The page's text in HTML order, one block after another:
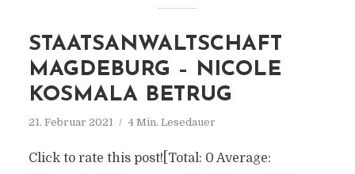
STAATSANWALTSCHAFT
MAGDEBURG – NICOLE
KOSMALA BETRUG
21. Februar 2021 4 Min. Lesedauer
Click to rate this post![Total: 0 Average: